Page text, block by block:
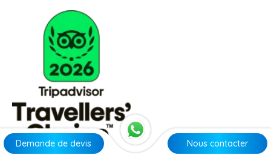
Demande de devis Nous contacter